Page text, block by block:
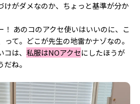
けがダメなのか、ちょっと基準が分か
あのコのアクセ使いはいいのに、こ
って。どこが先生の地雷かナゾなの。
は、 私服はNOアクセにしたほうが
ね。